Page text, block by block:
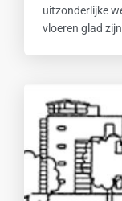
uitzonderlijke
vloeren glad